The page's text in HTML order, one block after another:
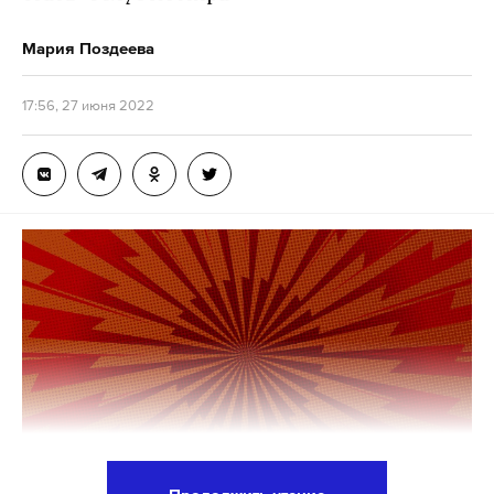
России объявлены персонами нон грата и им
последствиях недружественных действий
властей Греции. Если Афины продолжат
это, заявили российские дипломаты.
В Министерстве иностранных дел Греции назвали
решение Москвы о высылке дипломатов
«безосновательным и вызывающим сожаление».
Об этом сообщает РИА Новости. Высылаемые
сотрудники «отличались профессионализмом и
Мария Поздеева
17:56, 27 июня 2022